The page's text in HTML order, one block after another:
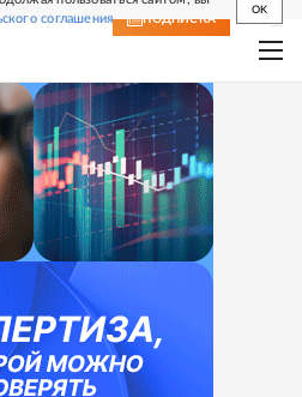
соглашения
OK
ПОДПИСКА